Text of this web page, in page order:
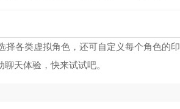
择各类虚拟角色，还可自定义每个角色的印
天体验，快来试试吧。